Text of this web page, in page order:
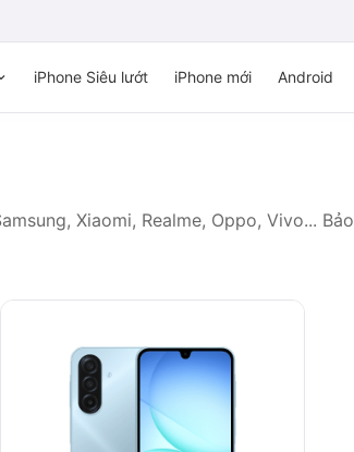
iPhone Siêu lướt iPhone mới Android
Xiaomi, Realme, Oppo, Vivo... Bảo